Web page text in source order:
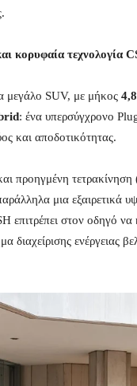
κορυφαία τεχνολογία
μεγάλο SUV, με μήκος
: ένα υπερσύγχρονο
και αποδοτικότητας.
προηγμένη
μια εξαιρετικά
επιτρέπει στον οδηγό να
διαχείρισης ενέργειας